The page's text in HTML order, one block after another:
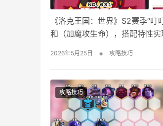
《洛克王国：世界》S2赛季“
和（加魔攻生命），搭配特性
2026年5月25日 • 攻略技巧
攻略技巧